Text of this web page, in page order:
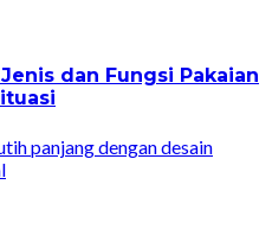
dan Fungsi Pakaian